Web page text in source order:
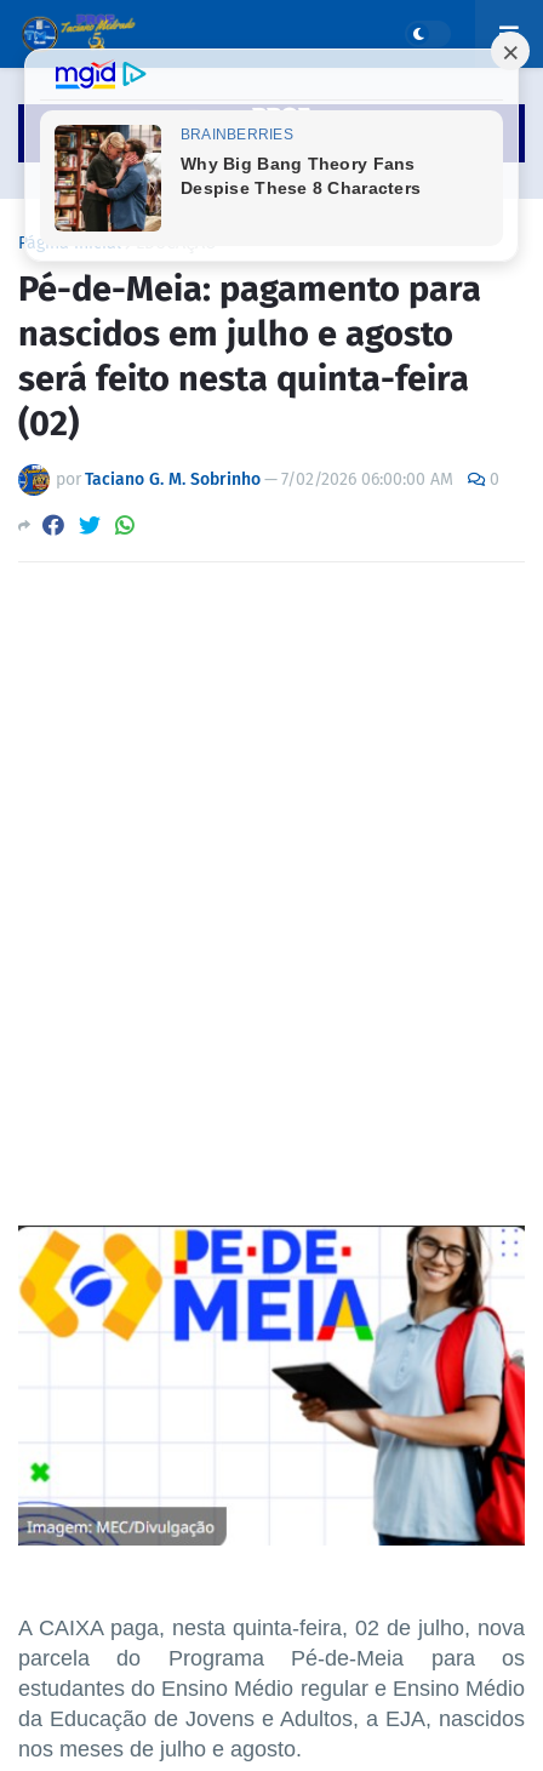
Página inicial
Pé-de-Meia: pagamento para
nascidos em julho e agosto
será feito nesta quinta-feira
(02)
porTaciano G. M. Sobrinho—7/02/2026 06:00:00 AM 0
A CAIXA paga, nesta quinta-feira, 02 de julho, nova
parcela do Programa Pé-de-Meia para os
estudantes do Ensino Médio regular e Ensino Médio
da Educação de Jovens e Adultos, a EJA, nascidos
nos meses de julho e agosto.